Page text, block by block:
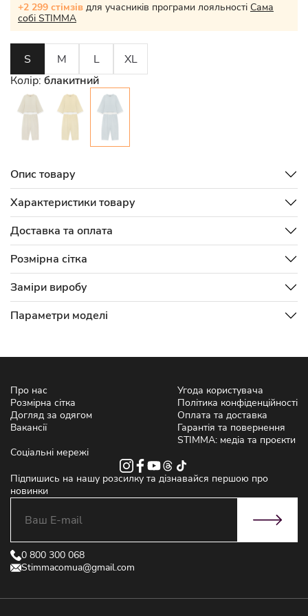
+2 299 стімзів для учасників програми лояльності Сама
собі STIMMA
S M L
XL
Колір: блакитний
Опис товару
Характеристики товару
Доставка та оплата
Розмірна сітка
Заміри виробу
Параметри моделі
Про нас
Розмірна сітка
Догляд за одягом
Вакансії
Угода користувача
Політика конфіденційності
Оплата та доставка
Гарантія та повернення
STIMMA: медіа та проєкти
Соціальні мережі
Підпишись на нашу розсилку та дізнавайся першою про
новинки
0 800 300 068
Stimmacomua@gmail.com